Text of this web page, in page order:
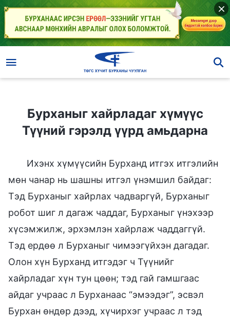
Бурханыг хайрладаг хүмүүс
Түүний гэрэлд үүрд амьдарна
Ихэнх хүмүүсийн Бурханд итгэх итгэлийн
мөн чанар нь шашны итгэл үнэмшил байдаг:
Тэд Бурханыг хайрлах чадваргүй, Бурханыг
робот шиг л дагаж чаддаг, Бурханыг үнэхээр
хүсэмжилж, эрхэмлэн хайрлаж чаддаггүй.
Тэд ердөө л Бурханыг чимээгүйхэн дагадаг.
Олон хүн Бурханд итгэдэг ч Түүнийг
хайрладаг хүн тун цөөн; тэд гай гамшгаас
айдаг учраас л Бурханаас “эмээдэг”, эсвэл
Бурхан өндөр дээд, хүчирхэг учраас л тэд